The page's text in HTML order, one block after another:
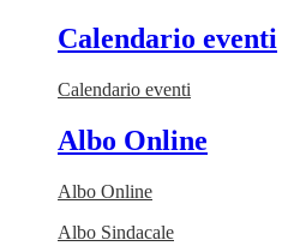
Calendario eventi
Calendario eventi
Albo Online
Albo Online
Albo Sindacale